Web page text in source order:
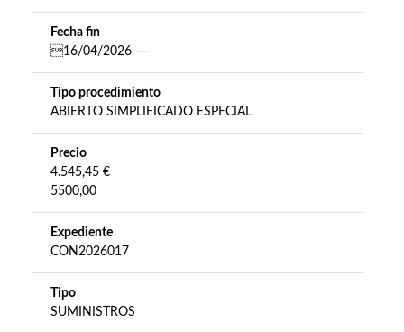
Fecha fin
16/04/2026 ---
Tipo procedimiento
ABIERTO SIMPLIFICADO ESPECIAL
Precio
4.545,45 €
5500,00
Expediente
CON2026017
Tipo
SUMINISTROS